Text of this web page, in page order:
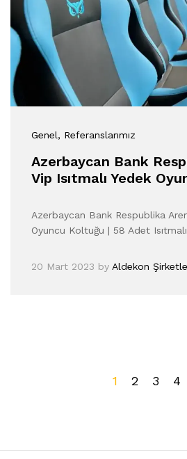
Genel, Referanslarımız
Azerbaycan Bank
Vip Isıtmalı Yedek
Azerbaycan Bank Respublika
Oyuncu Koltuğu | 58 Adet
20 Mart 2023 by Aldekon
1 2 3 4